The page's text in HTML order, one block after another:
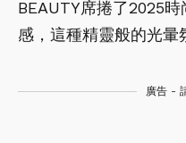
BEAUTY席捲了2025
感，這種精靈般的光暈
廣告 -